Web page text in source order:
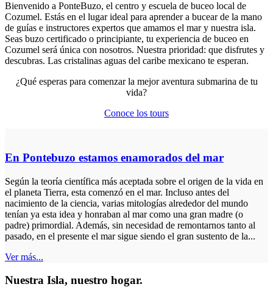
Bienvenido a PonteBuzo, el centro y escuela de buceo local de
Cozumel. Estás en el lugar ideal para aprender a bucear de la mano
de guías e instructores expertos que amamos el mar y nuestra isla.
Seas buzo certificado o principiante, tu experiencia de buceo en
Cozumel será única con nosotros. Nuestra prioridad: que disfrutes y
descubras. Las cristalinas aguas del caribe mexicano te esperan.
¿Qué esperas para comenzar la mejor aventura submarina de tu
vida?
Conoce los tours
En Pontebuzo estamos enamorados del mar
Según la teoría científica más aceptada sobre el origen de la vida en
el planeta Tierra, esta comenzó en el mar. Incluso antes del
nacimiento de la ciencia, varias mitologías alrededor del mundo
tenían ya esta idea y honraban al mar como una gran madre (o
padre) primordial. Además, sin necesidad de remontarnos tanto al
pasado, en el presente el mar sigue siendo el gran sustento de la...
Ver más...
Nuestra Isla, nuestro hogar.